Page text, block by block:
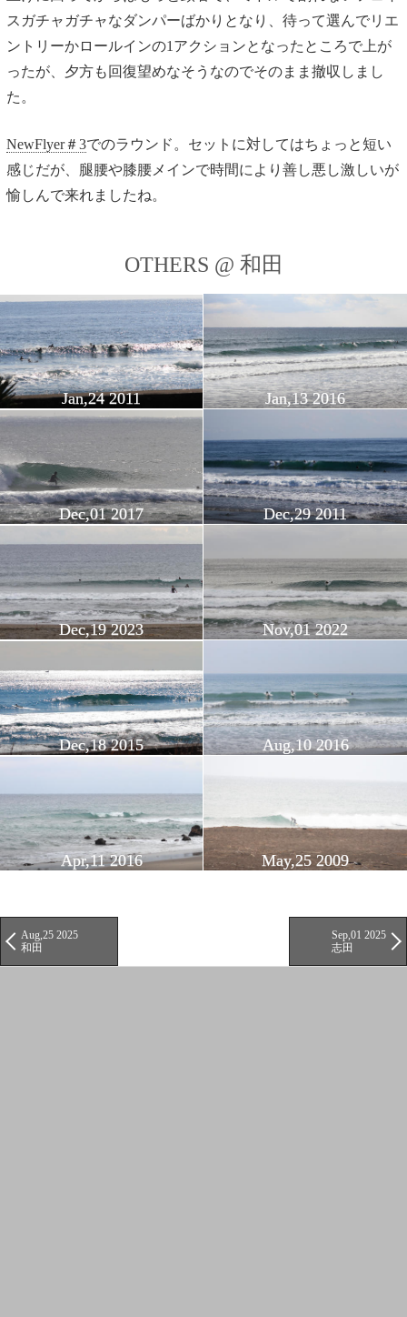
スガチャガチャなダンパーばかりとなり、待って選んでリエ
ントリーかロールインの1アクションとなったところで上が
ったが、夕方も回復望めなそうなのでそのまま撤収しまし
た。
NewFlyer＃3でのラウンド。セットに対してはちょっと短い
感じだが、腿腰や膝腰メインで時間により善し悪し激しいが
愉しんで来れましたね。
OTHERS @ 和田
Jan,24 2011 Jan,13 2016
Dec,01 2017 Dec,29 2011
Dec,19 2023 Nov,01 2022
Dec,18 2015 Aug,10 2016
Apr,11 2016 May,25 2009
Aug,25 2025
和田
Sep,01 2025
志田